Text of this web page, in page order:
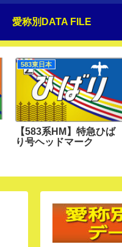
愛称別DATA FILE
583東日本
【583系HM】特急ひば
り号ヘッドマーク